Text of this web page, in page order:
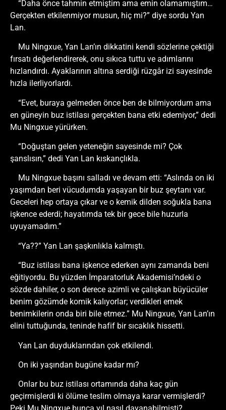
“Daha önce tahmin etmiştim ama emin olamamıştım…
Gerçekten etkilenmiyor musun, hiç mi?” diye sordu Yan
Lan.
Mu Ningxue, Yan Lan’ın dikkatini kendi sözlerine çektiği
fırsatı değerlendirerek, onu sıkıca tuttu ve adımlarını
hızlandırdı. Ayaklarının altına serdiği rüzgâr izi sayesinde
hızla ilerliyorlardı.
“Evet, buraya gelmeden önce ben de bilmiyordum ama
en güneyin buz istilası gerçekten bana etki edemiyor,” dedi
Mu Ningxue yürürken.
“Doğuştan gelen yeteneğin sayesinde mi? Çok
şanslısın,” dedi Yan Lan kıskançlıkla.
Mu Ningxue başını salladı ve devam etti: “Aslında on iki
yaşımdan beri vücudumda yaşayan bir buz şeytanı var.
Geceleri hep ortaya çıkar ve o kemik dilden soğukla bana
işkence ederdi; hayatımda tek bir gece bile huzurla
uyuyamadım.”
“Ya??” Yan Lan şaşkınlıkla kalmıştı.
“Buz istilası bana işkence ederken aynı zamanda beni
eğitiyordu. Bu yüzden İmparatorluk Akademisi’ndeki o
sözde dahiler, o son derece azimli ve çalışkan büyücüler
benim gözümde komik kalıyorlar; verdikleri emek
benimkilerin onda biri bile etmez.” Mu Ningxue, Yan Lan’ın
elini tuttuğunda, teninde hafif bir sıcaklık hissetti.
Yan Lan duyduklarından çok etkilendi.
On iki yaşından bugüne kadar mı?
Onlar bu buz istilası ortamında daha kaç gün
geçirmişlerdi ki ölüme teslim olmaya karar vermişlerdi?